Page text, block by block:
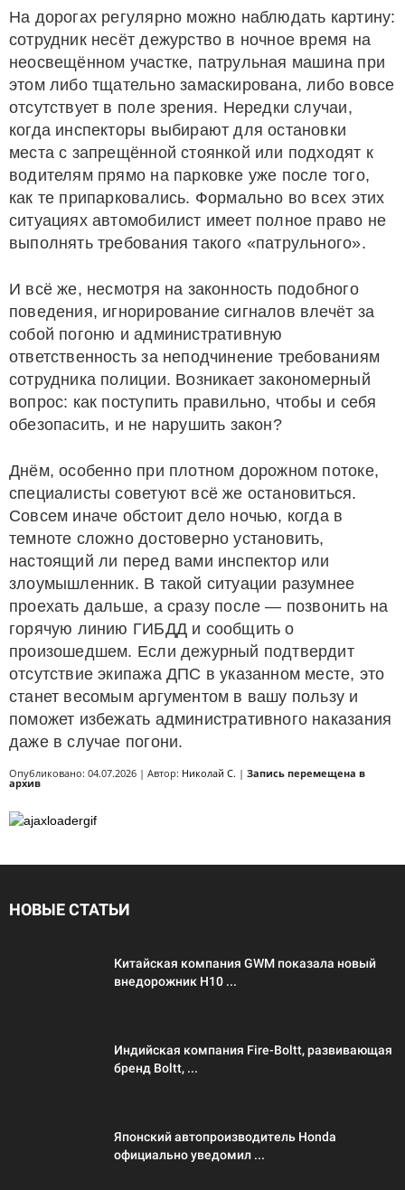
На дорогах регулярно можно наблюдать картину:
сотрудник несёт дежурство в ночное время на
неосвещённом участке, патрульная машина при
этом либо тщательно замаскирована, либо вовсе
отсутствует в поле зрения. Нередки случаи,
когда инспекторы выбирают для остановки
места с запрещённой стоянкой или подходят к
водителям прямо на парковке уже после того,
как те припарковались. Формально во всех этих
ситуациях автомобилист имеет полное право не
выполнять требования такого «патрульного».
И всё же, несмотря на законность подобного
поведения, игнорирование сигналов влечёт за
собой погоню и административную
ответственность за неподчинение требованиям
сотрудника полиции. Возникает закономерный
вопрос: как поступить правильно, чтобы и себя
обезопасить, и не нарушить закон?
Днём, особенно при плотном дорожном потоке,
специалисты советуют всё же остановиться.
Совсем иначе обстоит дело ночью, когда в
темноте сложно достоверно установить,
настоящий ли перед вами инспектор или
злоумышленник. В такой ситуации разумнее
проехать дальше, а сразу после — позвонить на
горячую линию ГИБДД и сообщить о
произошедшем. Если дежурный подтвердит
отсутствие экипажа ДПС в указанном месте, это
станет весомым аргументом в вашу пользу и
поможет избежать административного наказания
даже в случае погони.
Опубликовано: 04.07.2026 | Автор: Николай С. | Запись перемещена в
архив
НОВЫЕ СТАТЬИ
Китайская компания GWM показала новый
внедорожник H10 ...
Индийская компания Fire-Boltt, развивающая
бренд Boltt, ...
Японский автопроизводитель Honda
официально уведомил ...